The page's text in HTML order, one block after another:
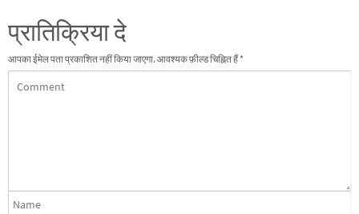
प्रातिक्रिया दे
आपका ईमेल पता प्रकाशित नहीं किया जाएगा. आवश्यक फ़ील्ड चिह्नित हैं*